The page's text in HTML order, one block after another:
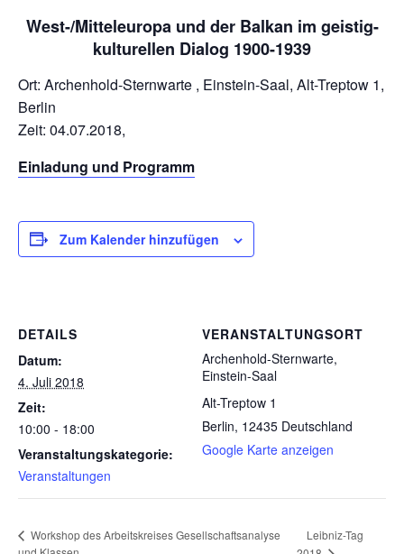
West-/Mitteleuropa und der Balkan im geistig-
kulturellen Dialog 1900-1939
Ort: Archenhold-Sternwarte , Einstein-Saal, Alt-Treptow 1,
Berlin
Zeit: 04.07.2018,
Einladung und Programm
Zum Kalender hinzufügen
DETAILS
Datum:
4. Juli 2018
Zeit:
10:00 - 18:00
Veranstaltungskategorie:
Veranstaltungen
VERANSTALTUNGSORT
Archenhold-Sternwarte,
Einstein-Saal
Alt-Treptow 1
Berlin, 12435 Deutschland
Google Karte anzeigen
Workshop des Arbeitskreises Gesellschaftsanalyse
Leibniz-Tag